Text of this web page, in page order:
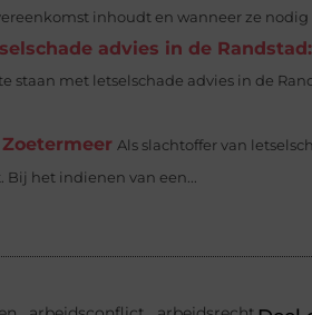
inhoudt en wanneer ze nodig
advies in de
staan met letselschade advies in de
Als slachtoffer van
het indienen van een...